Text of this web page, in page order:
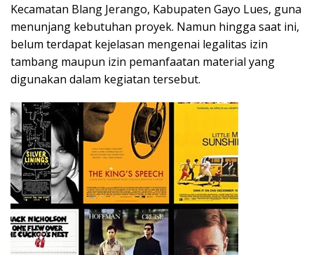
Kecamatan Blang Jerango, Kabupaten Gayo Lues, guna
menunjang kebutuhan proyek. Namun hingga saat ini,
belum terdapat kejelasan mengenai legalitas izin
tambang maupun izin pemanfaatan material yang
digunakan dalam kegiatan tersebut.